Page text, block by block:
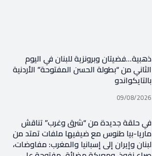
ذهبية…فضيتان وبرونزية للبنان في اليوم
الثاني من “بطولة الحسن المفتوحة” الأردنية
بالتايكواندو
09/08/2026
في حلقة جديدة من “شرق وغرب” تناقش
ماريا-بيا طنوس مع ضيفيها ملفات تمتد من
لبنان وإيران إلى إسبانيا والمغرب: مفاوضات،